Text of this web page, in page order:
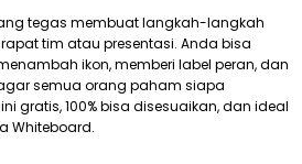
tegas membuat langkah-langkah
tim atau presentasi. Anda bisa
ikon, memberi label peran, dan
semua orang paham siapa
gratis, 100% bisa disesuaikan, dan ideal
Whiteboard.